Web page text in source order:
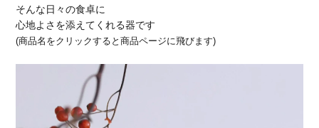
そんな日々の食卓に
心地よさを添えてくれる器です
(商品名をクリックすると商品ページに飛びます)